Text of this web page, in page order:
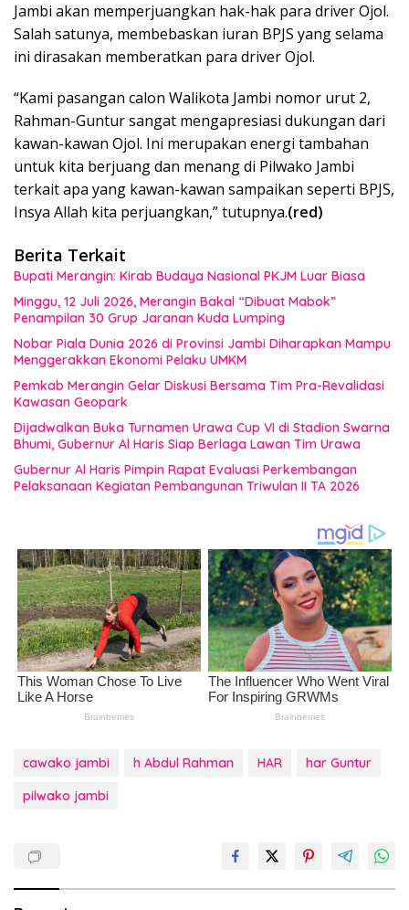
Jambi akan memperjuangkan hak-hak para driver Ojol.
Salah satunya, membebaskan iuran BPJS yang selama
ini dirasakan memberatkan para driver Ojol.
“Kami pasangan calon Walikota Jambi nomor urut 2,
Rahman-Guntur sangat mengapresiasi dukungan dari
kawan-kawan Ojol. Ini merupakan energi tambahan
untuk kita berjuang dan menang di Pilwako Jambi
terkait apa yang kawan-kawan sampaikan seperti BPJS,
Insya Allah kita perjuangkan,” tutupnya.(red)
Berita Terkait
Bupati Merangin: Kirab Budaya Nasional PKJM Luar Biasa
Minggu, 12 Juli 2026, Merangin Bakal “Dibuat Mabok”
Penampilan 30 Grup Jaranan Kuda Lumping
Nobar Piala Dunia 2026 di Provinsi Jambi Diharapkan Mampu
Menggerakkan Ekonomi Pelaku UMKM
Pemkab Merangin Gelar Diskusi Bersama Tim Pra-Revalidasi
Kawasan Geopark
Dijadwalkan Buka Turnamen Urawa Cup VI di Stadion Swarna
Bhumi, Gubernur Al Haris Siap Berlaga Lawan Tim Urawa
Gubernur Al Haris Pimpin Rapat Evaluasi Perkembangan
Pelaksanaan Kegiatan Pembangunan Triwulan II TA 2026
cawako jambi h Abdul Rahman HAR
har Guntur
pilwako jambi